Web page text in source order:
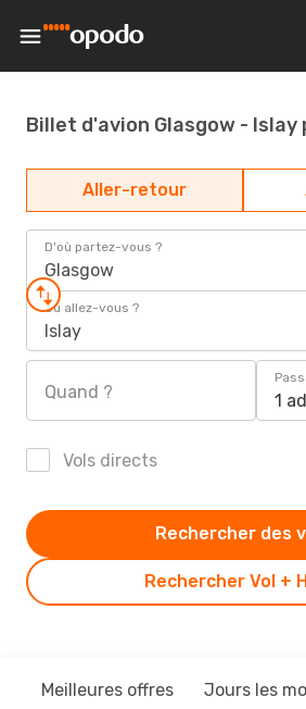
Billet d'avion Glasgow - Islay
Aller-retour
D'où partez-vous ?
Glasgow
Où allez-vous ?
Islay
Quand ? 1
Vols directs
Rechercher Vol +
Rechercher des
Meilleures offres Jours les